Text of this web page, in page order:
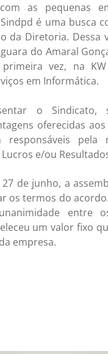
as pequenas
é uma busca
da Diretoria. Dessa
do Amaral
primeira vez, na
em Informática.
o Sindicato,
oferecidas
responsáveis pela
e/ou
de junho, a
os termos do
entre
um valor fixo
empresa.